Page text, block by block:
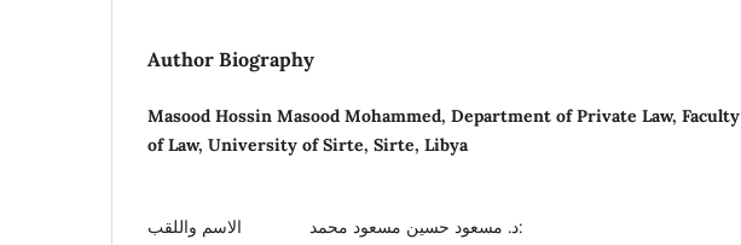
Author Biography
Masood Hossin Masood Mohammed, Department of Private Law, Faculty
of Law, University of Sirte, Sirte, Libya
د. مسعود حسين مسعود محمد الاسم واللقب: